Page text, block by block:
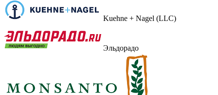
Kuehne + Nagel (LLC)
Эльдорадо